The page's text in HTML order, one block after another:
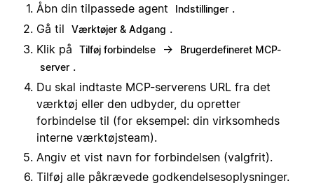
Åbn din tilpassede agent
Indstillinger .
Gå til
Værktøjer & Adgang .
Klik på
Tilføj forbindelse →
Brugerdefineret MCP-
server .
Du skal indtaste MCP-serverens URL fra det
værktøj eller den udbyder, du opretter
forbindelse til (for eksempel: din virksomheds
interne værktøjsteam).
Angiv et vist navn for forbindelsen (valgfrit).
Tilføj alle påkrævede godkendelsesoplysninger.